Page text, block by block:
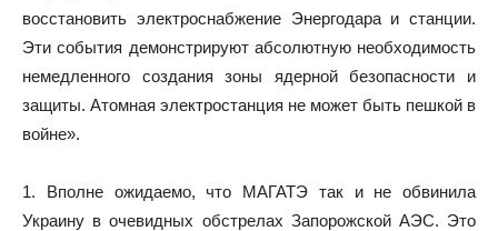
восстановить электроснабжение Энергодара и станции.
Эти события демонстрируют абсолютную необходимость
немедленного создания зоны ядерной безопасности и
защиты. Атомная электростанция не может быть пешкой в
войне».
1. Вполне ожидаемо, что МАГАТЭ так и не обвинила
Украину в очевидных обстрелах Запорожской АЭС. Это